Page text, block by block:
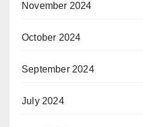
November 2024
October 2024
September 2024
July 2024